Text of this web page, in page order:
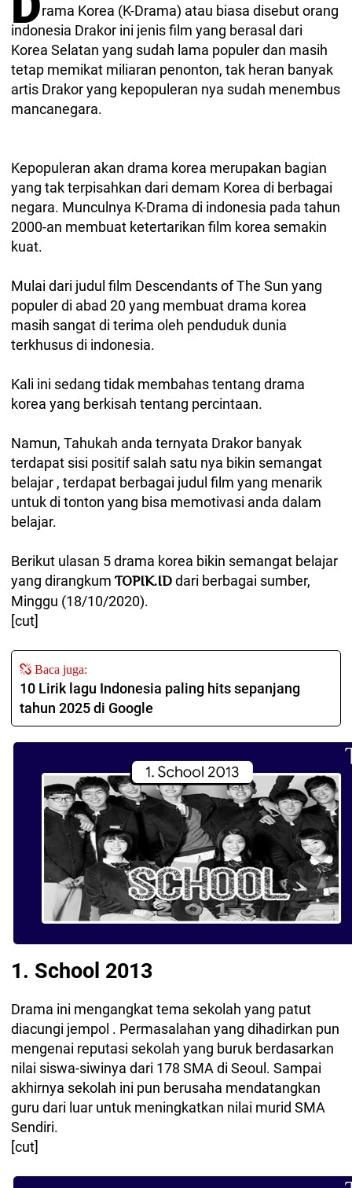
rama Korea (K-Drama) atau biasa disebut orang
indonesia Drakor ini jenis film yang berasal dari
Korea Selatan yang sudah lama populer dan masih
tetap memikat miliaran penonton, tak heran banyak
artis Drakor yang kepopuleran nya sudah menembus
mancanegara.
Kepopuleran akan drama korea merupakan bagian
yang tak terpisahkan dari demam Korea di berbagai
negara. Munculnya K-Drama di indonesia pada tahun
2000-an membuat ketertarikan film korea semakin
kuat.
Mulai dari judul film Descendants of The Sun yang
populer di abad 20 yang membuat drama korea
masih sangat di terima oleh penduduk dunia
terkhusus di indonesia.
Kali ini sedang tidak membahas tentang drama
korea yang berkisah tentang percintaan.
Namun, Tahukah anda ternyata Drakor banyak
terdapat sisi positif salah satu nya bikin semangat
belajar , terdapat berbagai judul film yang menarik
untuk di tonton yang bisa memotivasi anda dalam
belajar.
Berikut ulasan 5 drama korea bikin semangat belajar
yang dirangkum TOPIK.ID dari berbagai sumber,
Minggu (18/10/2020).
[cut]
Baca juga:
10 Lirik lagu Indonesia paling hits sepanjang
tahun 2025 di Google
1. School 2013
Drama ini mengangkat tema sekolah yang patut
diacungi jempol . Permasalahan yang dihadirkan pun
mengenai reputasi sekolah yang buruk berdasarkan
nilai siswa-siwinya dari 178 SMA di Seoul. Sampai
akhirnya sekolah ini pun berusaha mendatangkan
guru dari luar untuk meningkatkan nilai murid SMA
Sendiri.
[cut]